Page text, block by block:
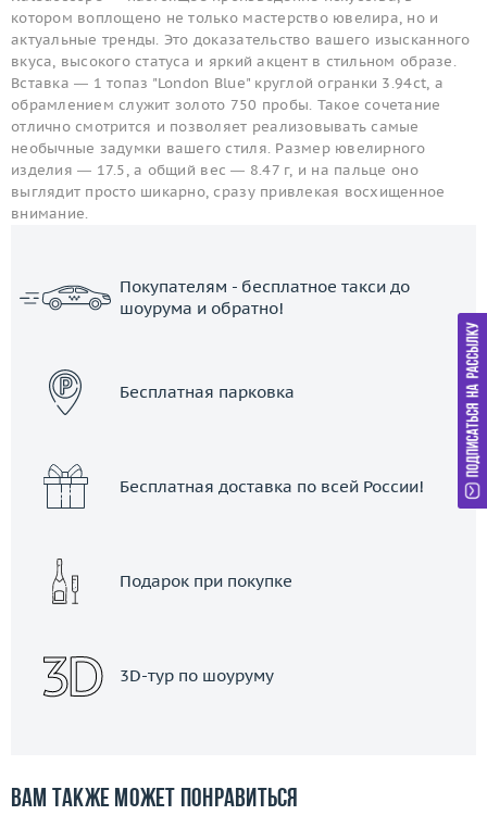
котором воплощено не только мастерство ювелира, но и
актуальные тренды. Это доказательство вашего изысканного
вкуса, высокого статуса и яркий акцент в стильном образе.
Вставка — 1 топаз "London Blue" круглой огранки 3.94ct, а
обрамлением служит золото 750 пробы. Такое сочетание
отлично смотрится и позволяет реализовывать самые
необычные задумки вашего стиля. Размер ювелирного
изделия — 17.5, а общий вес — 8.47 г, и на пальце оно
выглядит просто шикарно, сразу привлекая восхищенное
внимание.
Покупателям - бесплатное такси до
шоурума и обратно!
Бесплатная парковка
Бесплатная доставка по всей России!
Подарок при покупке
3D-тур по шоуруму
Вам также может понравиться